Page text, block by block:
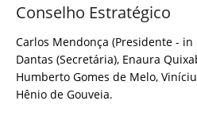
Conselho Estratégico
Carlos Mendonça (Presidente -
Dantas (Secretária), Enaura
Humberto Gomes de Melo,
Hênio de Gouveia.